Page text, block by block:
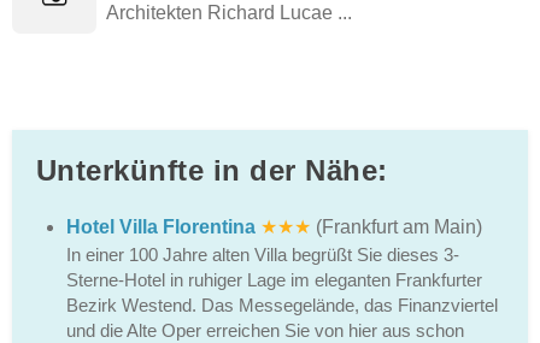
Architekten Richard Lucae ...
Unterkünfte in der Nähe:
Hotel Villa Florentina ★★★ (Frankfurt am Main)
In einer 100 Jahre alten Villa begrüßt Sie dieses 3-
Sterne-Hotel in ruhiger Lage im eleganten Frankfurter
Bezirk Westend. Das Messegelände, das Finanzviertel
und die Alte Oper erreichen Sie von hier aus schon